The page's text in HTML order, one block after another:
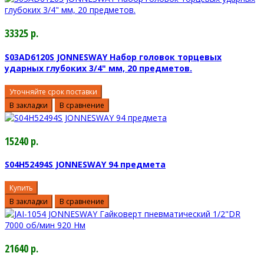
33325 р.
S03AD6120S JONNESWAY Набор головок торцевых
ударных глубоких 3/4" мм, 20 предметов.
Уточняйте срок поставки
В закладки
В сравнение
15240 р.
S04H52494S JONNESWAY 94 предмета
Купить
В закладки
В сравнение
21640 р.